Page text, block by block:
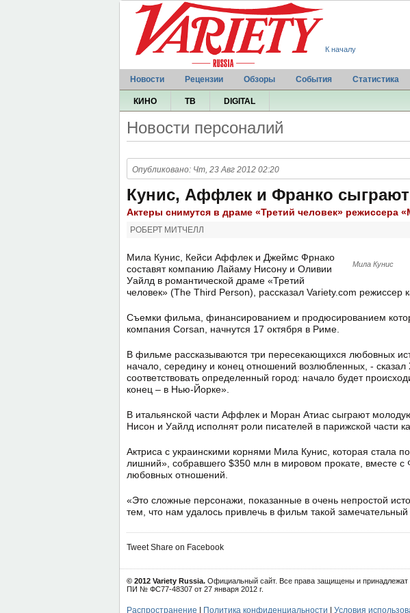
К началу
Новости Рецензии Обзоры События Статистика
КИНО ТВ DIGITAL
Новости персоналий
Опубликовано: Чт, 23 Авг 2012 02:20
Кунис, Аффлек и Франко сыграют
Актеры снимутся в драме «Третий человек» режиссера
РОБЕРТ МИТЧЕЛЛ
Мила Кунис
Мила Кунис, Кейси Аффлек и Джеймс Фрнако
составят компанию Лайаму Нисону и Оливии
Уайлд в романтической драме «Третий
человек» (The Third Person), рассказал Variety.com режиссер
Съемки фильма, финансированием и продюсированием
компания Corsan, начнутся 17 октября в Риме.
В фильме рассказываются три пересекающихся любовных
начало, середину и конец отношений возлюбленных, - сказал
соответствовать определенный город: начало будет
конец – в Нью-Йорке».
В итальянской части Аффлек и Моран Атиас сыграют
Нисон и Уайлд исполнят роли писателей в парижской части
Актриса с украинскими корнями Мила Кунис, которая стала
лишний», собравшего $350 млн в мировом прокате, вместе с
любовных отношений.
«Это сложные персонажи, показанные в очень непростой
тем, что нам удалось привлечь в фильм такой замечательный
TweetShare on Facebook
© 2012 Variety Russia. Официальный сайт. Все права защищены и
ПИ № ФС77-48307 от 27 января 2012 г.
Распространение Политика конфиденциальности Условия